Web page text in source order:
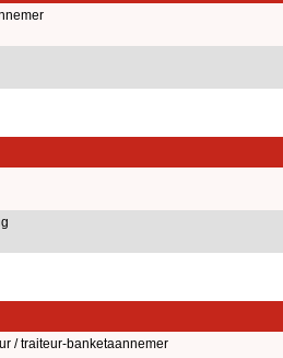
/ traiteur-banketaannemer